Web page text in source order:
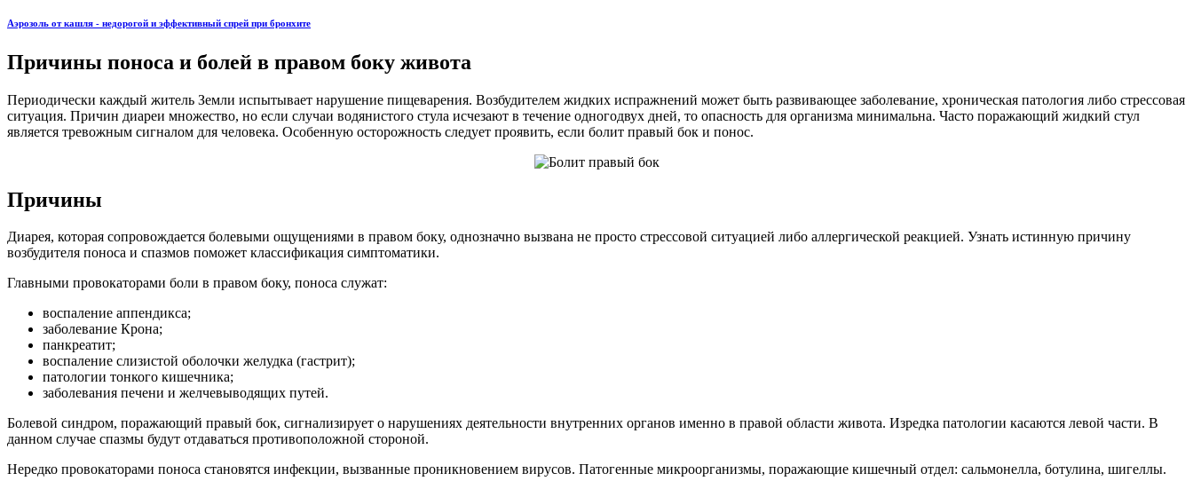
Аэрозоль от кашля - недорогой и эффективный спрей при бронхите
Причины поноса и болей в правом боку живота
Периодически каждый житель Земли испытывает нарушение пищеварения. Возбудителем жидких испражнений может быть развивающее заболевание, хроническая патология либо стрессовая
ситуация. Причин диареи множество, но если случаи водянистого стула исчезают в течение одногодвух дней, то опасность для организма минимальна. Часто поражающий жидкий стул
является тревожным сигналом для человека. Особенную осторожность следует проявить, если болит правый бок и понос.
Причины
Диарея, которая сопровождается болевыми ощущениями в правом боку, однозначно вызвана не просто стрессовой ситуацией либо аллергической реакцией. Узнать истинную причину
возбудителя поноса и спазмов поможет классификация симптоматики.
Главными провокаторами боли в правом боку, поноса служат:
воспаление аппендикса;
заболевание Крона;
панкреатит;
воспаление слизистой оболочки желудка (гастрит);
патологии тонкого кишечника;
заболевания печени и желчевыводящих путей.
Болевой синдром, поражающий правый бок, сигнализирует о нарушениях деятельности внутренних органов именно в правой области живота. Изредка патологии касаются левой части. В
данном случае спазмы будут отдаваться противоположной стороной.
Нередко провокаторами поноса становятся инфекции, вызванные проникновением вирусов. Патогенные микроорганизмы, поражающие кишечный отдел: сальмонелла, ботулина, шигеллы.